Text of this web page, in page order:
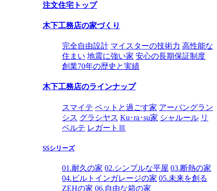
注文住宅トップ
木下工務店の家づくり
完全自由設計 マイスターの技術力 高性能な
住まい 地震に強い家 安心の長期保証制度
創業70年の歴史と実績
木下工務店のラインナップ
スマイテ ペットと過ごす家 アーバングラン
シス グラシヤス Ku･ra･su家 シャルール リ
ベルテ レガートⅢ
SSシリーズ
01.耐久の家 02.シンプルな平屋 03.断熱の家
04.ビルトインガレージの家 05.未来を創る
ZEHの家 06.自由な箱の家